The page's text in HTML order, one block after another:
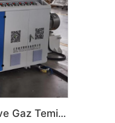
HDPE Çift Borulu Çift Borulu Su ve Gaz Temini Yeraltı Boru Makinesi